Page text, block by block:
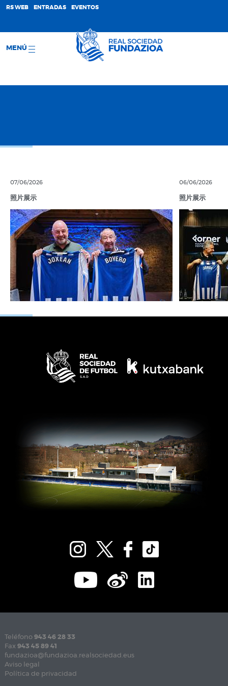
RS WEB ENTRADAS EVENTOS
MENÚ
07/06/2026
照片展示
06/06/2026
照片展示
Teléfono 943 46 28 33
Fax 943 45 89 41
fundazioa@fundazioa.realsociedad.eus
Aviso legal
Política de privacidad